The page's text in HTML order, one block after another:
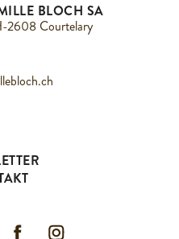
BLOCH SA
2608 Courtelary